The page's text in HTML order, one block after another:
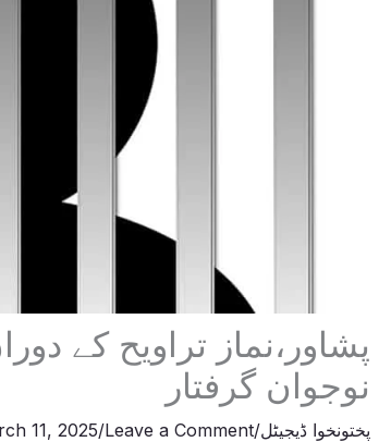
پشاور،نماز تراویح کے
نوجوان گرفتار
پختونخوا ڈیجیٹل/
Leave a Comment
/
11, 2025